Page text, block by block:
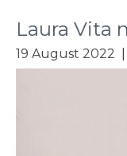
Laura Vita
19 August 2022